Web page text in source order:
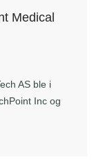
Medical
AS ble i
Inc og